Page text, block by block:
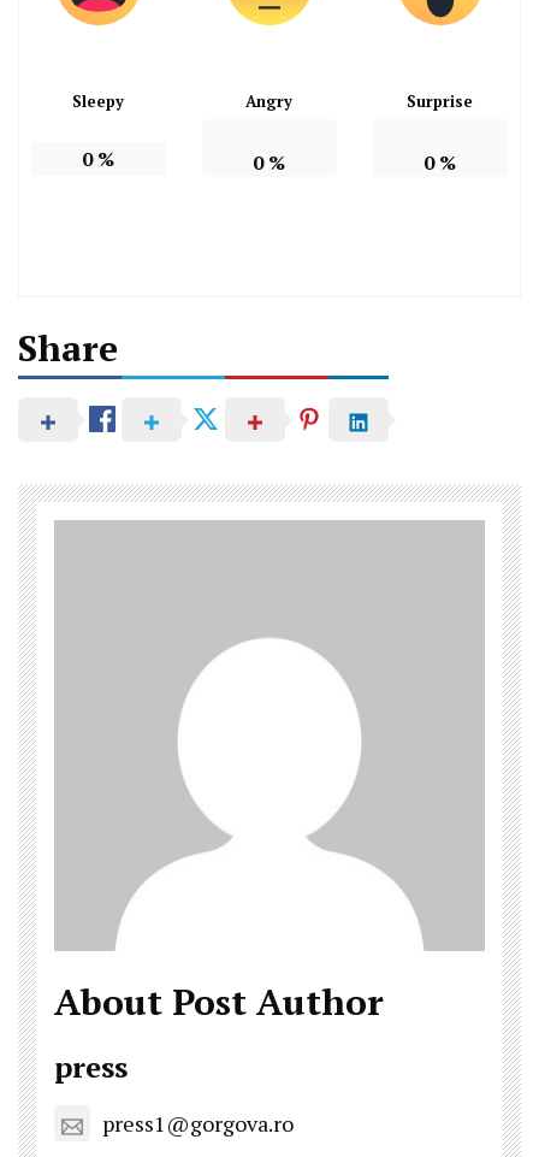
Sleepy
0%
Angry
0%
Surprise
0%
Share
About Post Author
press
press1@gorgova.ro